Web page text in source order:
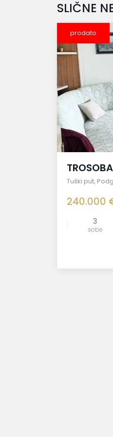
SLIČNE
prodato
Tuški put,
240.000
3
sobe